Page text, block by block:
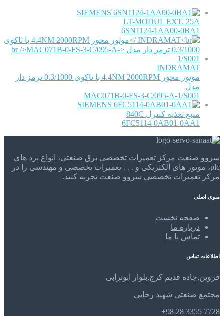
SIEMENS
LT-MODUL EXT. 25A
6SN1124-1AA00-0BA1
INDRAMAT
موتور محور 4.4NM 2000RPM با تاکوی 0.3/1000 ترمز دار
مدل
MAC071B-0-FS-3-C/095-A-1/S001
SIEMENS
منبع تغذیه کنترل 840C
6FC5114-0AB01-0AA1
سروو صنعت مرکز تعمیرات تخصصی برق صنعتی، انواع برد های
plc، موتور های الکتریکی و . . . تعمیرات تخصصی و مهندسی را در
مرکز تعمیرات تخصصی سروو صنعت تجربه کنید.
منوی اصلی
صفحه نخست
درباره ما
تماس با ما
اطلاعات تماس
قزوین,جاده قدیم کرج,بلوار ابوترابی
مجتمع صنعتی شهید رجایی
7728 3355 28 98+